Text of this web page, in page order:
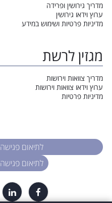
מדריך גירושין ופרידה
ערוץ וידאו גירושין
מדיניות פרטיות ושימוש במידע
מגזין לרשת
מדריך צוואות וירושות
ערוץ וידאו צוואות וירושות
מדיניות פרטיות
לתיאום פגישה 03-6708888
לתיאום פגישה 03-6708888